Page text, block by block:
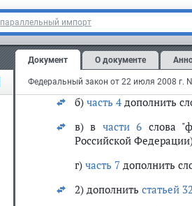
параллельный импорт
Документ О документе
(Собрание
1) встатье 6:
а) вчасти 3слова
Российской
б) часть 4 дополнить
в) в части 6 слова
Российской
г) часть 7 дополнить
2) дополнить статьей